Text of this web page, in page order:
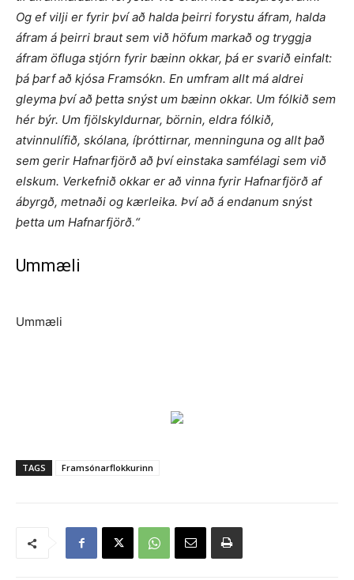
Og ef vilji er fyrir því að halda þeirri forystu áfram, halda
áfram á þeirri braut sem við höfum markað og tryggja
áfram öfluga stjórn fyrir bæinn okkar, þá er svarið einfalt:
þá þarf að kjósa Framsókn. En umfram allt má aldrei
gleyma því að þetta snýst um bæinn okkar. Um fólkið sem
hér býr. Um fjölskyldurnar, börnin, eldra fólkið,
atvinnulífið, skólana, íþróttirnar, menninguna og allt það
sem gerir Hafnarfjörð að því einstaka samfélagi sem við
elskum. Verkefnið okkar er að vinna fyrir Hafnarfjörð af
ábyrgð, metnaði og kærleika. Því að á endanum snýst
þetta um Hafnarfjörð.“
Ummæli
Ummæli
TAGS Framsónarflokkurinn